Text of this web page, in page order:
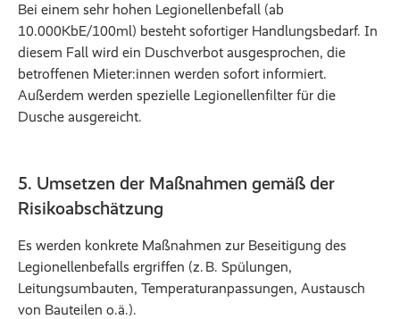
Bei einem sehr hohen Legionellenbefall (ab
10.000KbE/100ml) besteht sofortiger Handlungsbedarf. In
diesem Fall wird ein Duschverbot ausgesprochen, die
betroffenen Mieter:innen werden sofort informiert.
Außerdem werden spezielle Legionellenfilter für die
Dusche ausgereicht.
5. Umsetzen der Maßnahmen gemäß der
Risikoabschätzung
Es werden konkrete Maßnahmen zur Beseitigung des
Legionellenbefalls ergriffen (z. B. Spülungen,
Leitungsumbauten, Temperaturanpassungen, Austausch
von Bauteilen o.ä.).